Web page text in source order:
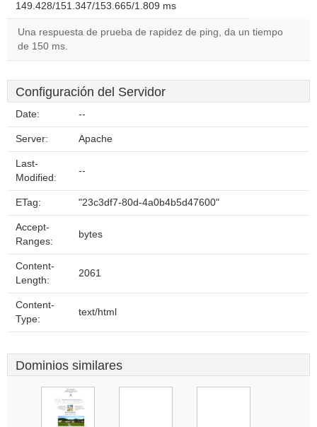
149.428/151.347/153.665/1.809 ms
Una respuesta de prueba de rapidez de ping, da un tiempo
de 150 ms.
Configuración del Servidor
Date: --
Server: Apache
Last-
Modified:
--
ETag: "23c3df7-80d-4a0b4b5d47600"
Accept-
Ranges:
bytes
Content-
Length:
2061
Content-
Type:
text/html
Dominios similares